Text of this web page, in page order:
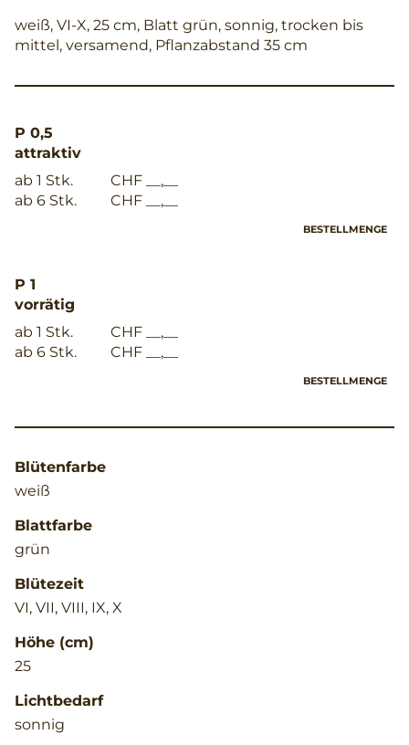
weiß, VI-X, 25 cm, Blatt grün, sonnig, trocken bis
mittel, versamend, Pflanzabstand 35 cm
P 0,5
attraktiv
ab 1 Stk.
CHF __,__
ab 6 Stk.
CHF __,__
BESTELLMENGE
P 1
vorrätig
ab 1 Stk.
CHF __,__
ab 6 Stk.
CHF __,__
BESTELLMENGE
Blütenfarbe
weiß
Blattfarbe
grün
Blütezeit
VI, VII, VIII, IX, X
Höhe (cm)
25
Lichtbedarf
sonnig